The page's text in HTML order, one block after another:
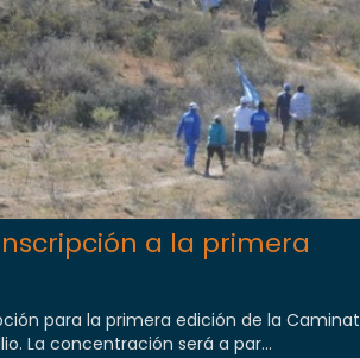
a la primera
para la primera edición de la
La concentración será a par...